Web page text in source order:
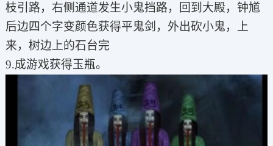
枝引路，右侧通道发生小鬼挡路，回到大殿，钟馗
后边四个字变颜色获得平鬼剑，外出砍小鬼，上
来，树边上的石台完
9.成游戏获得玉瓶。